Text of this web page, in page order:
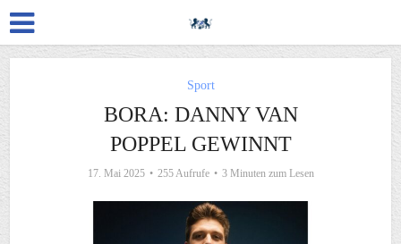
Sport
BORA: DANNY VAN
POPPEL GEWINNT
17. Mai 2025 255 Aufrufe 3 Minuten zum Lesen